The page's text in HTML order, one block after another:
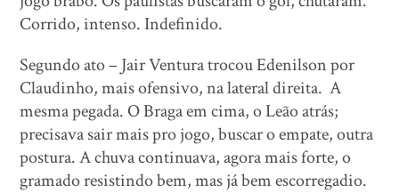
Corrido, intenso. Indefinido.
Segundo ato – Jair Ventura trocou Edenilson por
Claudinho, mais ofensivo, na lateral direita. A
mesma pegada. O Braga em cima, o Leão atrás;
precisava sair mais pro jogo, buscar o empate, outra
postura. A chuva continuava, agora mais forte, o
gramado resistindo bem, mas já bem escorregadio.